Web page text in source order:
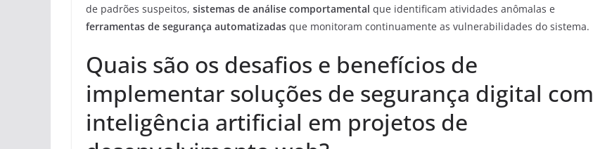
de padrões suspeitos, sistemas de análise comportamental que identificam atividades anômalas e
ferramentas de segurança automatizadas que monitoram continuamente as vulnerabilidades do sistema.
Quais são os desafios e benefícios de
implementar soluções de segurança digital com
inteligência artificial em projetos de